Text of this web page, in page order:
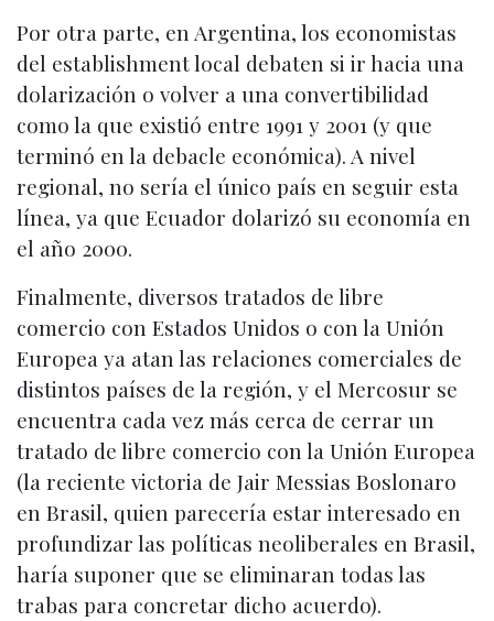
Por otra parte, en Argentina, los economistas
del establishment local debaten si ir hacia una
dolarización o volver a una convertibilidad
como la que existió entre 1991 y 2001 (y que
terminó en la debacle económica). A nivel
regional, no sería el único país en seguir esta
línea, ya que Ecuador dolarizó su economía en
el año 2000.
Finalmente, diversos tratados de libre
comercio con Estados Unidos o con la Unión
Europea ya atan las relaciones comerciales de
distintos países de la región, y el Mercosur se
encuentra cada vez más cerca de cerrar un
tratado de libre comercio con la Unión Europea
(la reciente victoria de Jair Messias Boslonaro
en Brasil, quien parecería estar interesado en
profundizar las políticas neoliberales en Brasil,
haría suponer que se eliminaran todas las
trabas para concretar dicho acuerdo).